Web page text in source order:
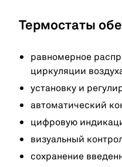
Термостаты
равномерное
циркуляции
установку и
автоматический
цифровую
визуальный
сохранение